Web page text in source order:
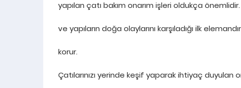
yapılan çatı bakım onarım işleri oldukça
ve yapıların doğa olaylarını karşıladığı ilk
korur.
Çatılarınızı yerinde keşif yaparak ihtiyaç duyulan